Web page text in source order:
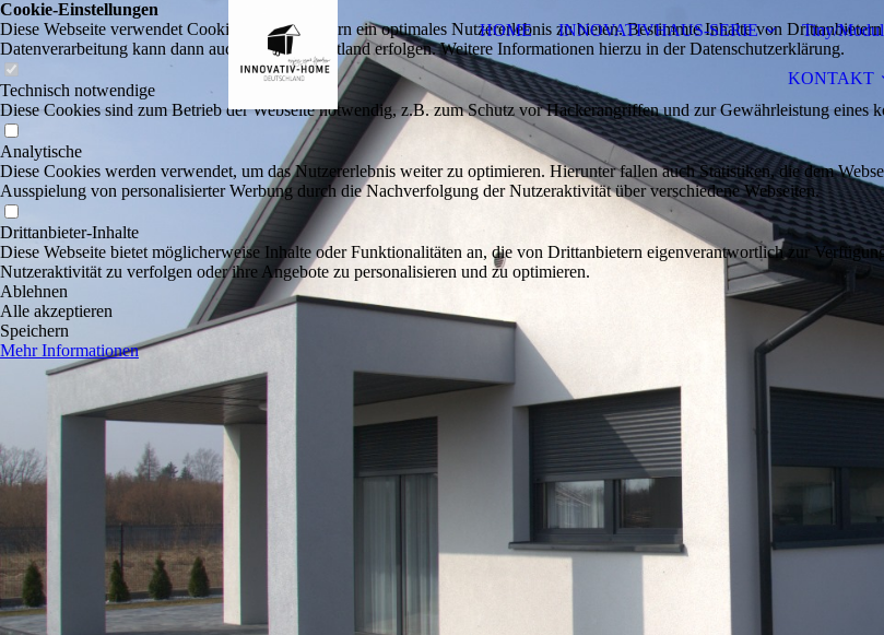
HOME INNOVATIVHAUS-SERIE Tiny/
KONTAKT
Cookie-Einstellungen
Diese Webseite verwendet Cookies, um Besuchern ein optimales Nutzererlebnis zu bieten. Bestimmte Inhalte von
Datenverarbeitung kann dann auch in einem Drittland erfolgen. Weitere Informationen hierzu in der Datenschutzerklärung.
Technisch notwendige
Diese Cookies sind zum Betrieb der Webseite notwendig, z.B. zum Schutz vor Hackerangriffen und zur Gewährleistung eines
Analytische
Diese Cookies werden verwendet, um das Nutzererlebnis weiter zu optimieren. Hierunter fallen auch Statistiken, die dem
Ausspielung von personalisierter Werbung durch die Nachverfolgung der Nutzeraktivität über verschiedene Webseiten.
Drittanbieter-Inhalte
Diese Webseite bietet möglicherweise Inhalte oder Funktionalitäten an, die von Drittanbietern eigenverantwortlich zur
Nutzeraktivität zu verfolgen oder ihre Angebote zu personalisieren und zu optimieren.
Ablehnen
Alle akzeptieren
Speichern
Mehr Informationen